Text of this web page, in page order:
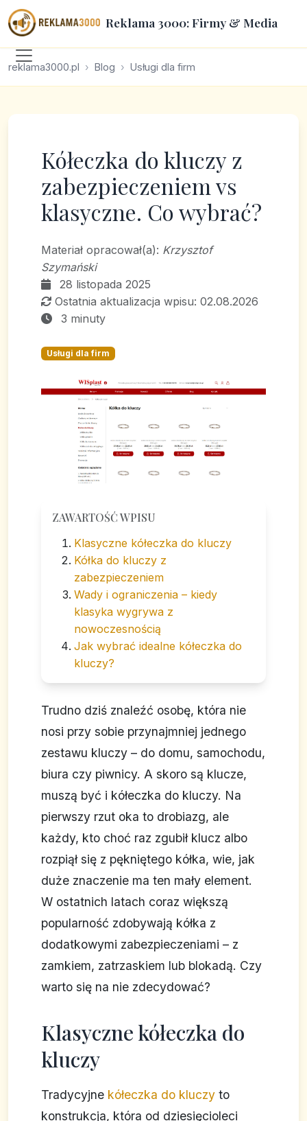
Reklama 3000: Firmy & Media
reklama3000.pl Blog Usługi dla firm
Kółeczka do kluczy z
zabezpieczeniem vs
klasyczne. Co wybrać?
Materiał opracował(a): Krzysztof
Szymański
28 listopada 2025
Ostatnia aktualizacja wpisu: 02.08.2026
3 minuty
Usługi dla firm
ZAWARTOŚĆ WPISU
Klasyczne kółeczka do kluczy
Kółka do kluczy z
zabezpieczeniem
Wady i ograniczenia – kiedy
klasyka wygrywa z
nowoczesnością
Jak wybrać idealne kółeczka do
kluczy?
Trudno dziś znaleźć osobę, która nie
nosi przy sobie przynajmniej jednego
zestawu kluczy – do domu, samochodu,
biura czy piwnicy. A skoro są klucze,
muszą być i kółeczka do kluczy. Na
pierwszy rzut oka to drobiazg, ale
każdy, kto choć raz zgubił klucz albo
rozpiął się z pękniętego kółka, wie, jak
duże znaczenie ma ten mały element.
W ostatnich latach coraz większą
popularność zdobywają kółka z
dodatkowymi zabezpieczeniami – z
zamkiem, zatrzaskiem lub blokadą. Czy
warto się na nie zdecydować?
Klasyczne kółeczka do
kluczy
Tradycyjne kółeczka do kluczy to
konstrukcja, która od dziesięcioleci